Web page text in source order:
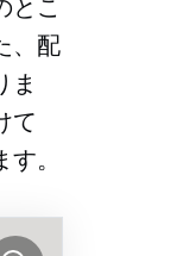
とこ
、配
ま
て
。